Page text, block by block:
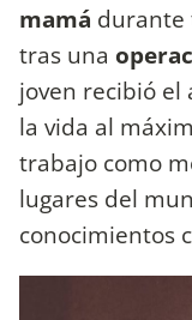
mamá durante
tras una
joven recibió el
la vida al
trabajo como
lugares del
conocimientos